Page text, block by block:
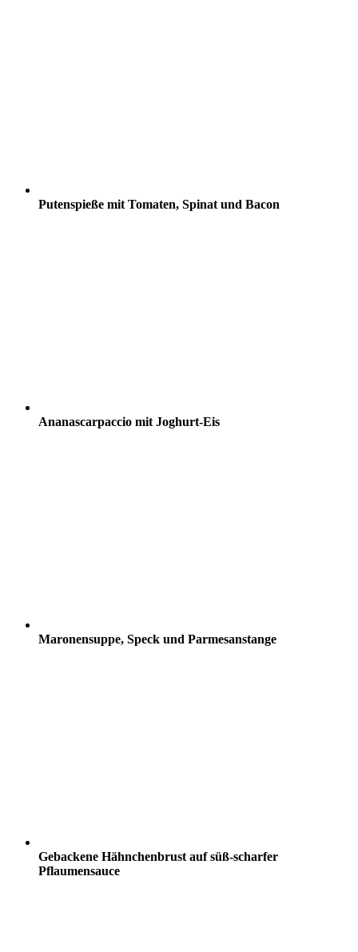
Putenspieße mit Tomaten, Spinat und Bacon
Ananascarpaccio mit Joghurt-Eis
Maronensuppe, Speck und Parmesanstange
Gebackene Hähnchenbrust auf süß-scharfer
Pflaumensauce